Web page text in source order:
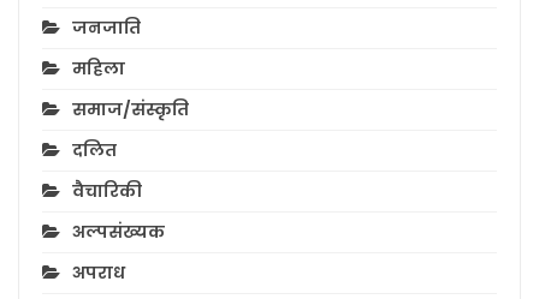
जनजाति
महिला
समाज/संस्कृति
दलित
वैचारिकी
अल्पसंख्यक
अपराध